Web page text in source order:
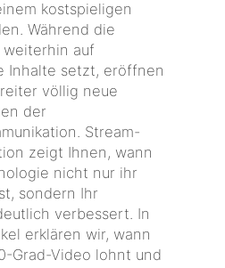
kostspieligen
Während die
weiterhin auf
Inhalte setzt, eröffnen
völlig neue
der
Stream-
zeigt Ihnen, wann
nicht nur ihr
sondern Ihr
verbessert. In
erklären wir, wann
Grad-Video lohnt und